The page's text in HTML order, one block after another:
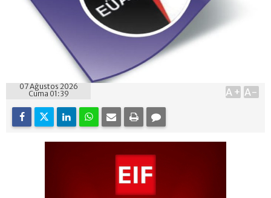
07 Ağustos 2026
Cuma 01:39
A+ A-